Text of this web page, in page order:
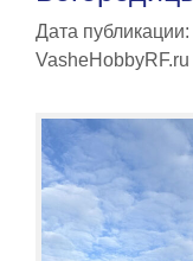
Дата
VasheHobbyRF.ru